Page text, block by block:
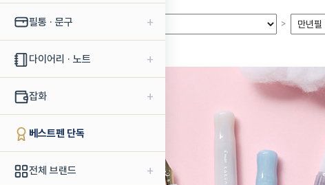
필통 · 문구 +
다이어리 · 노트 +
잡화 +
베스트펜 단독
전체 브랜드 +
>